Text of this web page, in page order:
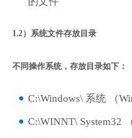
1.2）系统文件存放目录
不同操作系统，存放目录如下：
C:\Windows\ 系统 （
C:\WINNT\ System32